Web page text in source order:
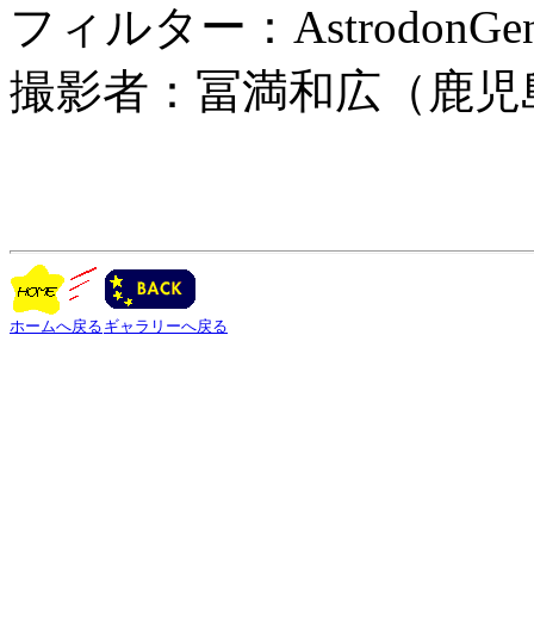
フィルター：
撮影者：冨満和広（鹿
ホームへ戻る ギャラリーへ戻る